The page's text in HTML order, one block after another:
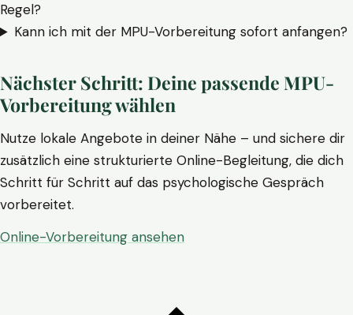
Regel?
Kann ich mit der MPU-Vorbereitung sofort anfangen?
Nächster Schritt: Deine passende MPU-
Vorbereitung wählen
Nutze lokale Angebote in deiner Nähe – und sichere dir
zusätzlich eine strukturierte Online-Begleitung, die dich
Schritt für Schritt auf das psychologische Gespräch
vorbereitet.
Online-Vorbereitung ansehen